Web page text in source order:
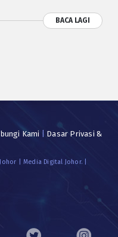
BACA LAGI
Kami
Dasar Privasi &
| Media Digital Johor. |